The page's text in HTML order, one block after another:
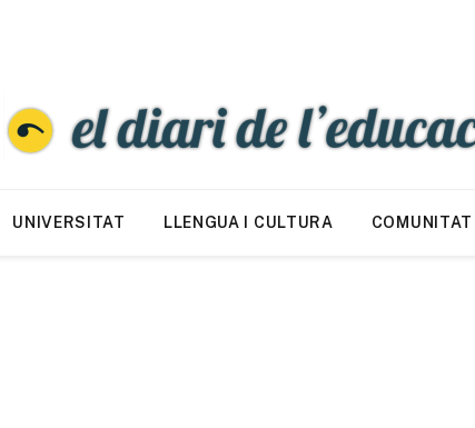
UNIVERSITAT LLENGUA I CULTURA COMUNITAT